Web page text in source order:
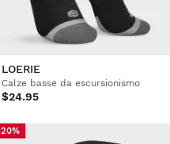
LOERIE
Calze basse da escursionismo
$24.95
20%